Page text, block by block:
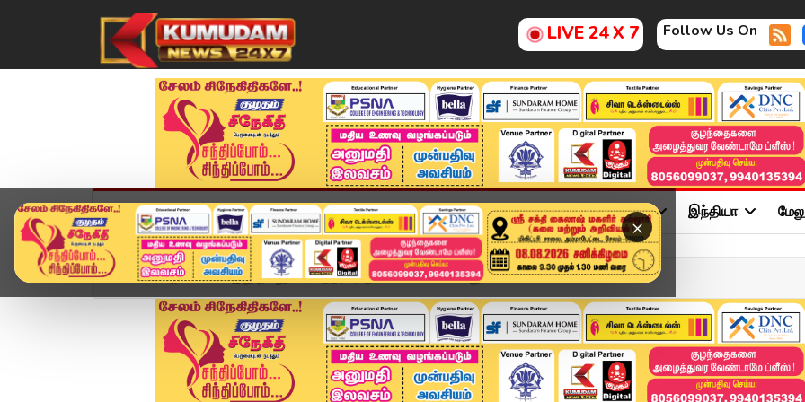
LIVE 24 X 7 Follow Us On
×
முகப்பு விளையாட்டு அண்மை தமிழ்நாடு சினிமா அரசியல் விளையாட்டு இந்தியா
Home அரசியல் இது தமிழ்நாடா, உத்தரபிரதேசமா? எங்கே போனது சிங்க...